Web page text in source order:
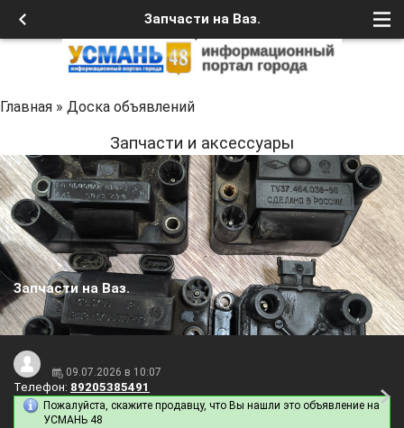
Запчасти на Ваз.
Главная » Доска объявлений
Запчасти и аксессуары
Запчасти на Ваз.
09.07.2026 в 10:07
Телефон: 89205385491
Пожалуйста, скажите продавцу, что Вы нашли это объявление на
УСМАНЬ 48